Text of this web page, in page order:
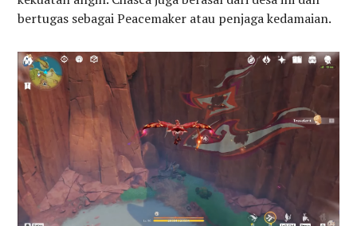
bertugas sebagai Peacemaker atau penjaga kedamaian.